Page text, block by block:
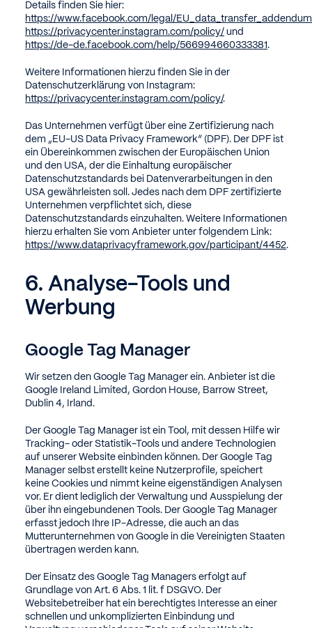
Details finden Sie hier:
https://www.facebook.com/legal/EU_data_transfer_addendum
https://privacycenter.instagram.com/policy/ und
https://de-de.facebook.com/help/566994660333381.
Weitere Informationen hierzu finden Sie in der
Datenschutzerklärung von Instagram:
https://privacycenter.instagram.com/policy/.
Das Unternehmen verfügt über eine Zertifizierung nach
dem „EU-US Data Privacy Framework“ (DPF). Der DPF ist
ein Übereinkommen zwischen der Europäischen Union
und den USA, der die Einhaltung europäischer
Datenschutzstandards bei Datenverarbeitungen in den
USA gewährleisten soll. Jedes nach dem DPF zertifizierte
Unternehmen verpflichtet sich, diese
Datenschutzstandards einzuhalten. Weitere Informationen
hierzu erhalten Sie vom Anbieter unter folgendem Link:
https://www.dataprivacyframework.gov/participant/4452.
6. Analyse-Tools und
Werbung
Google Tag Manager
Wir setzen den Google Tag Manager ein. Anbieter ist die
Google Ireland Limited, Gordon House, Barrow Street,
Dublin 4, Irland.
Der Google Tag Manager ist ein Tool, mit dessen Hilfe wir
Tracking- oder Statistik-Tools und andere Technologien
auf unserer Website einbinden können. Der Google Tag
Manager selbst erstellt keine Nutzerprofile, speichert
keine Cookies und nimmt keine eigenständigen Analysen
vor. Er dient lediglich der Verwaltung und Ausspielung der
über ihn eingebundenen Tools. Der Google Tag Manager
erfasst jedoch Ihre IP-Adresse, die auch an das
Mutterunternehmen von Google in die Vereinigten Staaten
übertragen werden kann.
Der Einsatz des Google Tag Managers erfolgt auf
Grundlage von Art. 6 Abs. 1 lit. f DSGVO. Der
Websitebetreiber hat ein berechtigtes Interesse an einer
schnellen und unkomplizierten Einbindung und